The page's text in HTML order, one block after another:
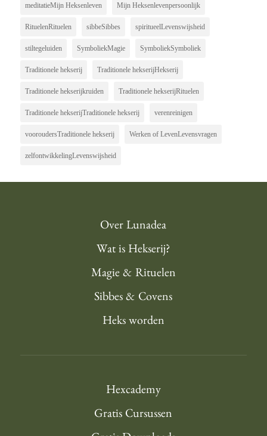
meditatieMijn Heksenleven Mijn Heksenlevenpersoonlijk
RituelenRituelen sibbeSibbes spiritueelLevenswijsheid
stiltegeluiden SymboliekMagie SymboliekSymboliek
Traditionele hekserij Traditionele hekserijHekserij
Traditionele hekserijkruiden Traditionele hekserijRituelen
Traditionele hekserijTraditionele hekserij verenreinigen
vooroudersTraditionele hekserij Werken of LevenLevensvragen
zelfontwikkelingLevenswijsheid
Over Lunadea
Wat is Hekserij?
Magie & Rituelen
Sibbes & Covens
Heks worden
Hexcademy
Gratis Cursussen